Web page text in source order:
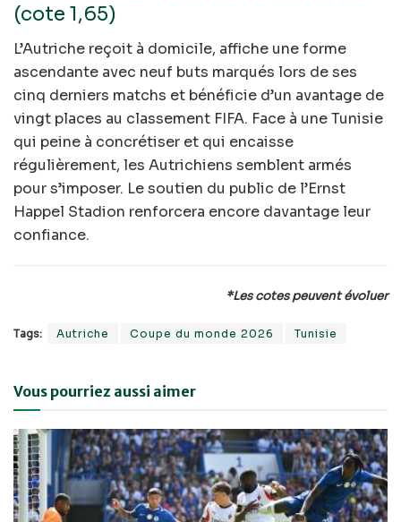
(cote 1,65)
L’Autriche reçoit à domicile, affiche une forme
ascendante avec neuf buts marqués lors de ses
cinq derniers matchs et bénéficie d’un avantage de
vingt places au classement FIFA. Face à une Tunisie
qui peine à concrétiser et qui encaisse
régulièrement, les Autrichiens semblent armés
pour s’imposer. Le soutien du public de l’Ernst
Happel Stadion renforcera encore davantage leur
confiance.
*Les cotes peuvent évoluer
Tags: Autriche Coupe du monde 2026 Tunisie
Vous pourriez aussi aimer